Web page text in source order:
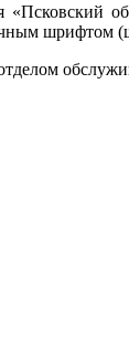
«Псковский
шрифтом